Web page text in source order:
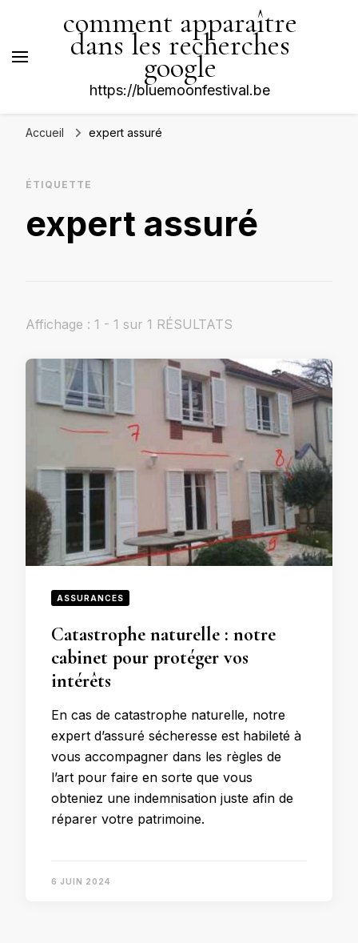
comment apparaître
dans les recherches
google
https://bluemoonfestival.be
Accueil expert assuré
ÉTIQUETTE
expert assuré
Affichage : 1 - 1 sur 1 RÉSULTATS
ASSURANCES
Catastrophe naturelle : notre
cabinet pour protéger vos
intérêts
En cas de catastrophe naturelle, notre
expert d’assuré sécheresse est habileté à
vous accompagner dans les règles de
l’art pour faire en sorte que vous
obteniez une indemnisation juste afin de
réparer votre patrimoine.
6 JUIN 2024